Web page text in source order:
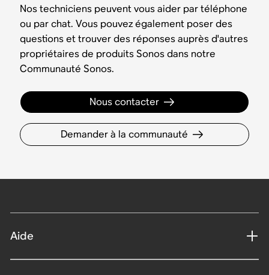
Nos techniciens peuvent vous aider par téléphone
ou par chat. Vous pouvez également poser des
questions et trouver des réponses auprès d'autres
propriétaires de produits Sonos dans notre
Communauté Sonos.
Nous contacter
Demander à la communauté
Aide